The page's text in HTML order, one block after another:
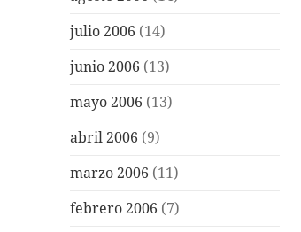
julio 2006 (14)
junio 2006 (13)
mayo 2006 (13)
abril 2006 (9)
marzo 2006 (11)
febrero 2006 (7)